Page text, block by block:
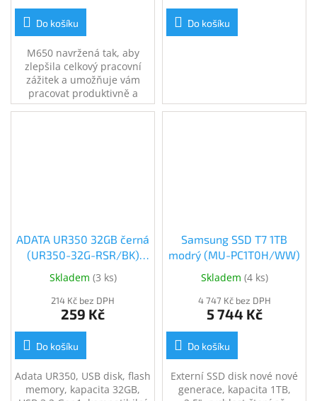
Do košíku
M650 navržená tak, aby
zlepšila celkový pracovní
zážitek a umožňuje vám
pracovat produktivně a
pohodlně díky posouvání
Do košíku
ADATA UR350 32GB černá
(UR350-32G-RSR/BK)
Skladem (3 ks)
214 Kč bez DPH
259 Kč
Do košíku
Adata UR350, USB disk, flash
memory, kapacita 32GB,
Samsung SSD T7 1TB
modrý (MU-PC1T0H/WW)
Skladem (4 ks)
4 747 Kč bez DPH
5 744 Kč
Do košíku
Externí SSD disk nové nové
generace, kapacita 1TB,